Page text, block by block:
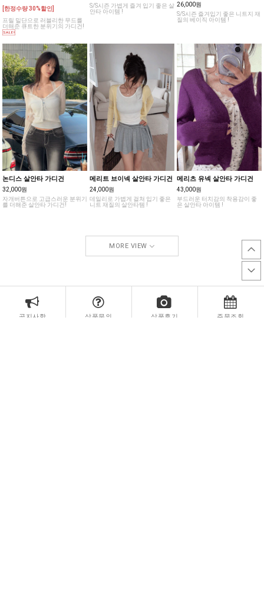
[한정수량 30%할인]
프릴 밑단으로 러블리한 무드를
더해준 큐트한 분위기의 가디건!
S/S시즌 가볍게 즐겨 입기 좋은 살
안타 아이템 !
26,000원
S/S시즌 즐겨입기 좋은 니트지 재
질의 베이직 아이템 !
논디스 살안타 가디건
32,000원
자개버튼으로 고급스러운 분위기
를 더해준 살안타 가디건!
메리트 브이넥 살안타 가디건
24,000원
데일리로 가볍게 걸쳐 입기 좋은
니트 재질의 살안타템 !
메리츠 유넥 살안타 가디건
43,000원
부드러운 터치감의 착용감이 좋
은 살안타 아이템 !
MORE VIEW
공지사항 상품문의 상품후기 주문조회